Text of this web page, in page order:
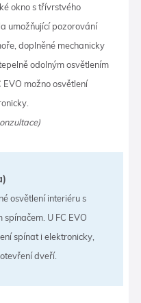
okno s třívrstvého
umožňující pozorování
doplněné mechanicky
odolným osvětlením
EVO možno osvětlení
osvětlení interiéru s
spínačem. U FC EVO
spínat i elektronicky,
dveří.